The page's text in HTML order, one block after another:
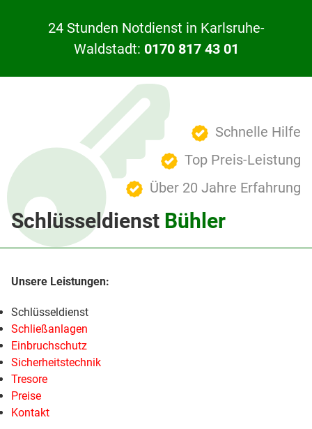
24 Stunden Notdienst in Karlsruhe-
Waldstadt: 0170 817 43 01
Schnelle Hilfe
Top Preis-Leistung
Über 20 Jahre Erfahrung
Schlüsseldienst Bühler
Schlüsseldienst
Schließanlagen
Einbruchschutz
Sicherheitstechnik
Tresore
Preise
Kontakt